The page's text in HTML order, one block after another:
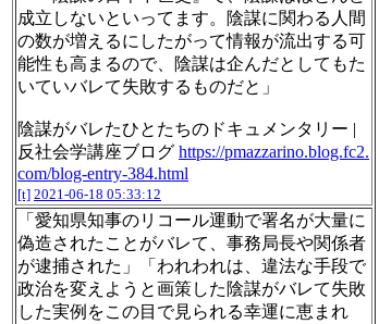
成立しないといってます。陰謀に関わる人間
の数が増えるにしたがって情報が流出する可
能性も高まるので、陰謀は企んだとしてもた
いていバレて失敗するものだと」
陰謀がバレたひとたちのドキュメンタリー |
反社会学講座ブログ https://pmazzarino.blog.fc2.
com/blog-entry-384.html
[t] 2021-06-18 05:33:12
「愛知県知事のリコール運動で署名が大量に
偽造されたことがバレて、事務局長や関係者
が逮捕された」「われわれは、違法な手段で
政治を変えようと画策した陰謀がバレて失敗
した実例をこの目で見られる幸運に恵まれ